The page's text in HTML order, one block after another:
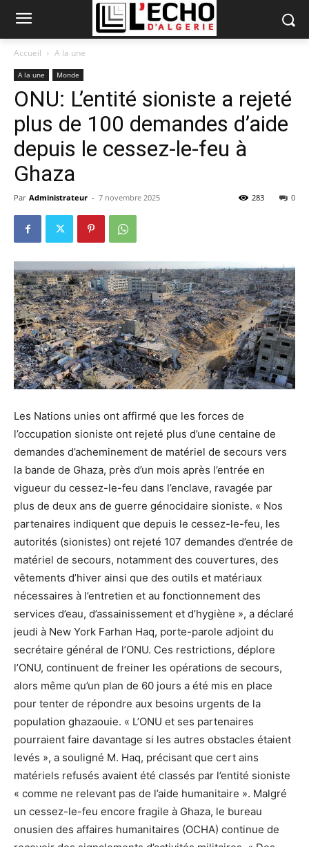
Accueil A la une
A la une Monde
ONU: L’entité sioniste a rejeté
plus de 100 demandes d’aide
depuis le cessez-le-feu à
Ghaza
Par Administrateur - 7 novembre 2025 0
283
Les Nations unies ont affirmé que les forces de
l’occupation sioniste ont rejeté plus d’une centaine de
demandes d’acheminement de matériel de secours vers
la bande de Ghaza, près d’un mois après l’entrée en
vigueur du cessez-le-feu dans l’enclave, ravagée par
plus de deux ans de guerre génocidaire sioniste. « Nos
partenaires indiquent que depuis le cessez-le-feu, les
autorités (sionistes) ont rejeté 107 demandes d’entrée de
matériel de secours, notamment des couvertures, des
vêtements d’hiver ainsi que des outils et matériaux
nécessaires à l’entretien et au fonctionnement des
services d’eau, d’assainissement et d’hygiène », a déclaré
jeudi à New York Farhan Haq, porte-parole adjoint du
secrétaire général de l’ONU. Ces restrictions, déplore
l’ONU, continuent de freiner les opérations de secours,
alors même qu’un plan de 60 jours a été mis en place
pour tenter de répondre aux besoins urgents de la
population ghazaouie. « L’ONU et ses partenaires
pourraient faire davantage si les autres obstacles étaient
levés », a souligné M. Haq, précisant que cert ains
matériels refusés avaient été classés par l’entité sioniste
« comme ne relevant pas de l’aide humanitaire ». Malgré
un cessez-le-feu encore fragile à Ghaza, le bureau
onusien des affaires humanitaires (OCHA) continue de